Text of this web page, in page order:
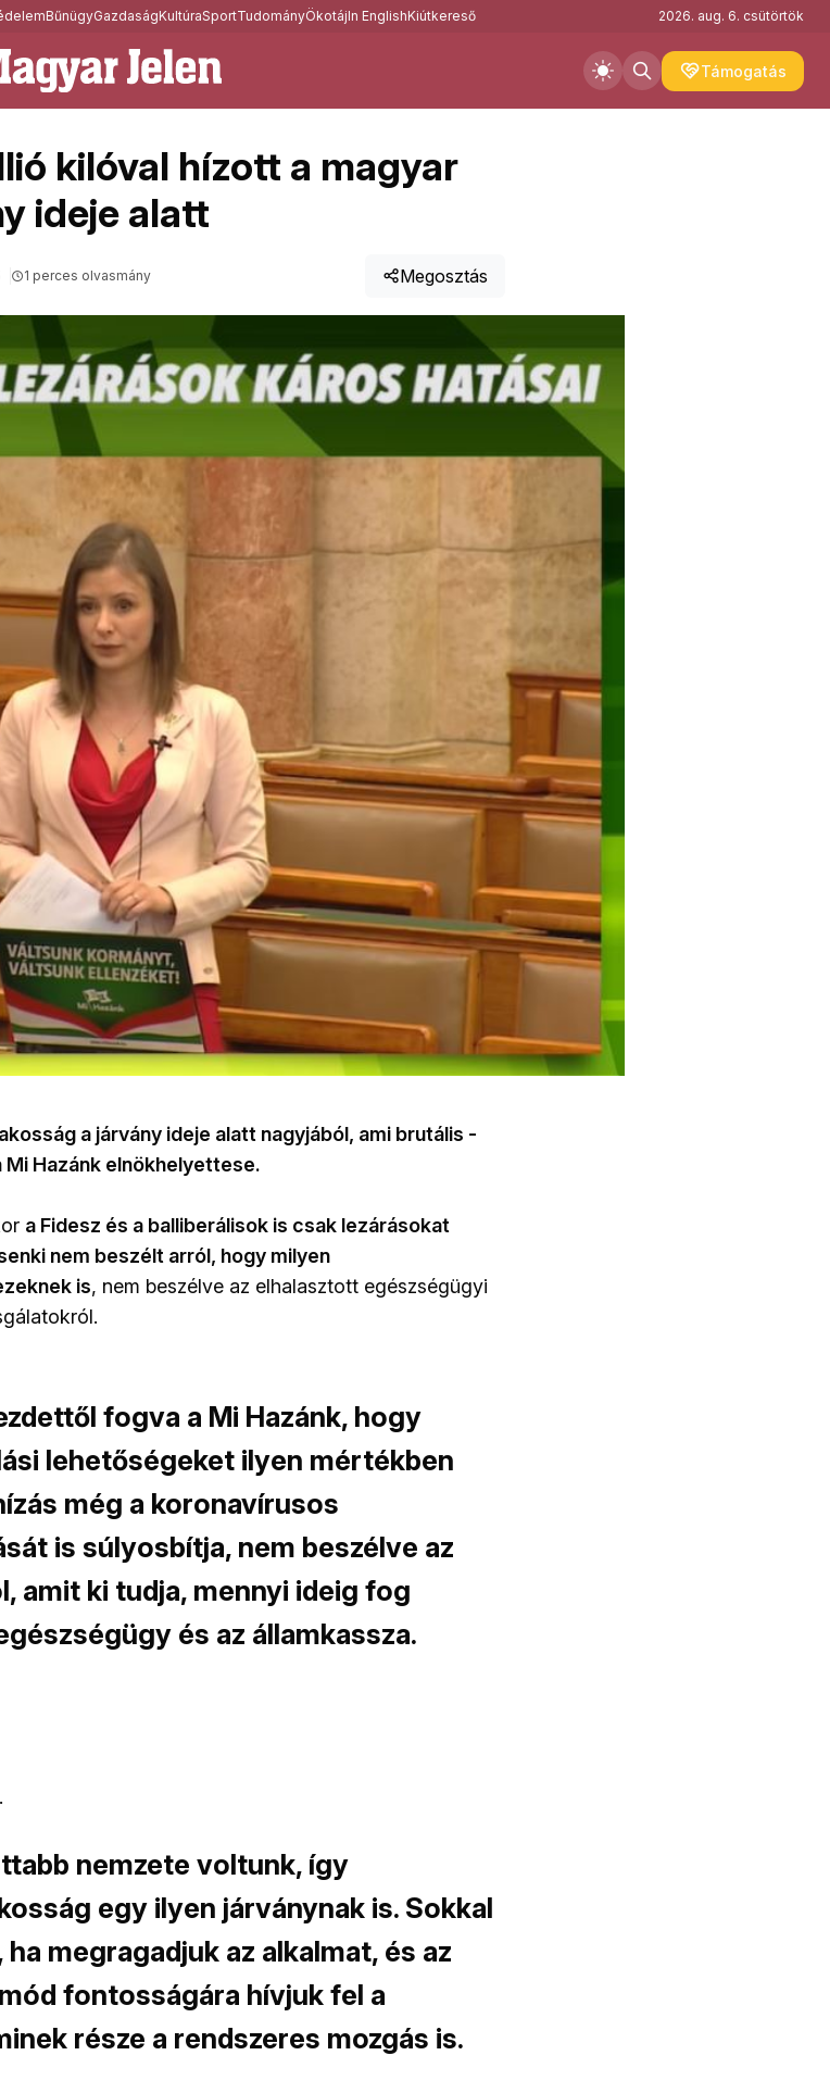
BűnügyGazdaságKultúraSportTudományÖkotájIn EnglishKiútkereső 2026. aug. 6. csütörtök
Támogatás
kilóval hízott a magyar
ideje alatt
1 perces olvasmány Megosztás
a járvány ideje alatt nagyjából, ami brutális -
Mi Hazánk elnökhelyettese.
a Fidesz és a balliberálisok is csak lezárásokat
nem beszélt arról, hogy milyen
is, nem beszélve az elhalasztott egészségügyi
fogva a Mi Hazánk, hogy
lehetőségeket ilyen mértékben
még a koronavírusos
is súlyosbítja, nem beszélve az
amit ki tudja, mennyi ideig fog
és az államkassza.
nemzete voltunk, így
egy ilyen járványnak is. Sokkal
megragadjuk az alkalmat, és az
fontosságára hívjuk fel a
része a rendszeres mozgás is.